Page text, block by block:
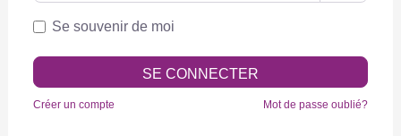
Se souvenir de moi
SE CONNECTER
Créer un compte Mot de passe oublié?